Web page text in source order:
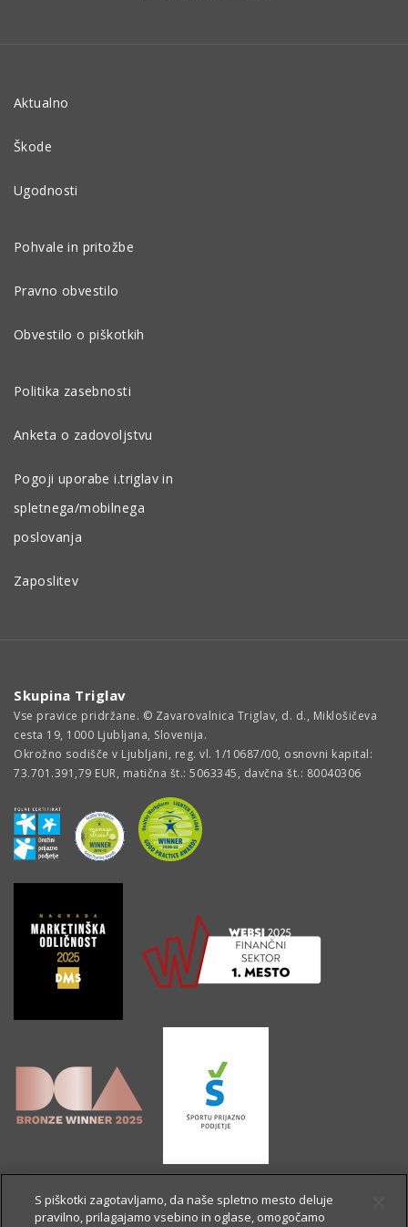
Aktualno
Škode
Ugodnosti
Pohvale in pritožbe
Pravno obvestilo
Obvestilo o piškotkih
Politika zasebnosti
Anketa o zadovoljstvu
Pogoji uporabe i.triglav in
spletnega/mobilnega
poslovanja
Zaposlitev
Skupina Triglav
Vse pravice pridržane. © Zavarovalnica Triglav, d. d., Miklošičeva
cesta 19, 1000 Ljubljana, Slovenija.
Okrožno sodišče v Ljubljani, reg. vl. 1/10687/00, osnovni kapital:
73.701.391,79 EUR, matična št.: 5063345, davčna št.: 80040306
S piškotki zagotavljamo, da naše spletno mesto deluje
pravilno, prilagajamo vsebino in oglase, omogočamo